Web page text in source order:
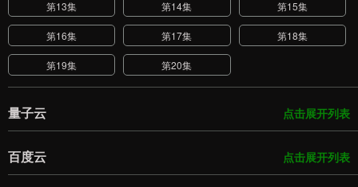
第13集 第14集 第15集
第16集 第17集 第18集
第19集 第20集
点击展开列表
量子云
点击展开列表
百度云